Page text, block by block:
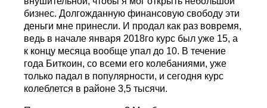
бизнес. Долгожданную финансовую свободу эти
деньги мне принесли. И продал как раз вовремя,
ведь в начале января 2018го курс был уже 15, а
к концу месяца вообще упал до 10. В течение
года Биткоин, со всеми его колебаниями, уже
только падал в популярности, и сегодня курс
колеблется в районе 3,5 тысячи.